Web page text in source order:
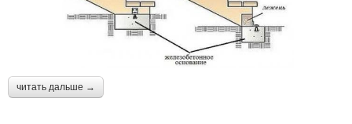
читать дальше →